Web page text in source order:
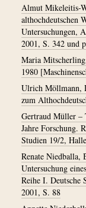
Almut Mikeleitis-
althochdeutschen
Untersuchungen,
2001, S. 342 und
Maria
1980
Ulrich Möllmann,
zum
Gertraud Müller –
Jahre Forschung.
Studien 19/2,
Renate Niedballa,
Untersuchung
Reihe I. Deutsche
2001, S. 88